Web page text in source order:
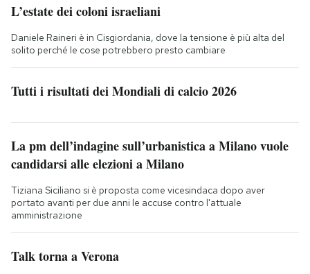
L’estate dei coloni israeliani
Daniele Raineri è in Cisgiordania, dove la tensione è più alta del
solito perché le cose potrebbero presto cambiare
Tutti i risultati dei Mondiali di calcio 2026
La pm dell’indagine sull’urbanistica a Milano vuole
candidarsi alle elezioni a Milano
Tiziana Siciliano si è proposta come vicesindaca dopo aver
portato avanti per due anni le accuse contro l'attuale
amministrazione
Talk torna a Verona